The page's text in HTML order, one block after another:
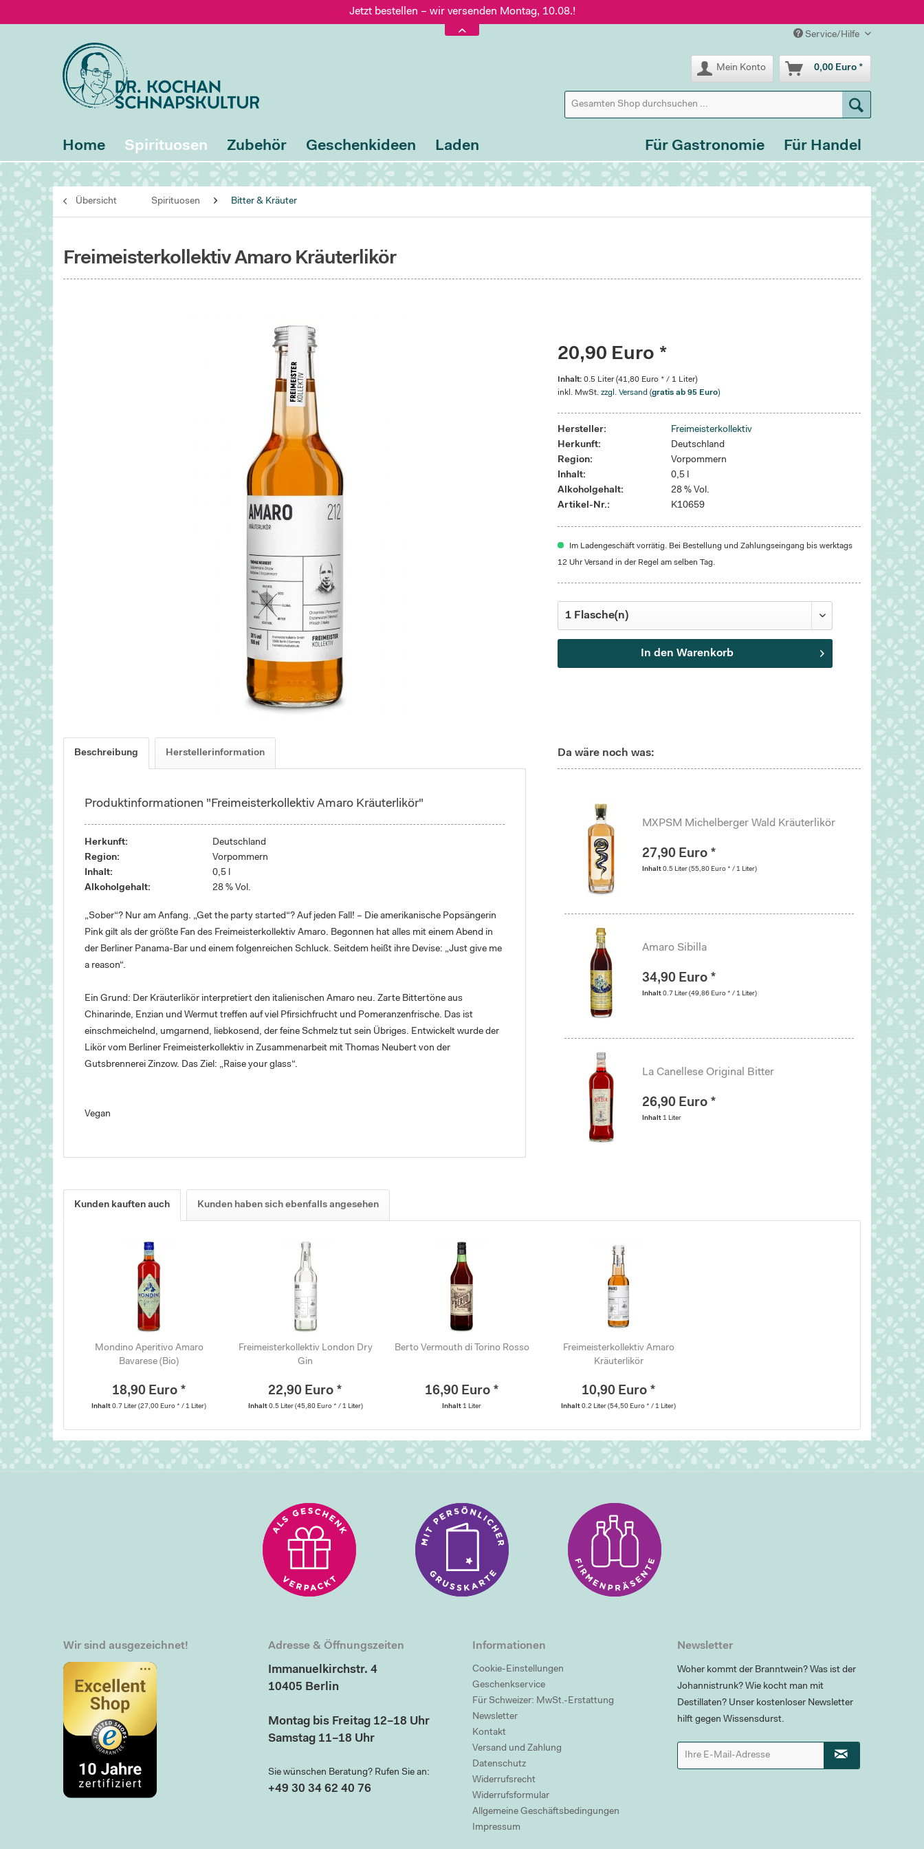
Jetzt bestellen – wir versenden Montag, 10.08.!
Versand nur 5,60 €, gratis ab 95 € Warenwert
Jetzt bestellen – wir versenden Montag, 10.08.!
Service/Hilfe
Mein Konto 0,00 Euro *
Home Spirituosen Zubehör Geschenkideen Laden Für Handel
Für Gastronomie
Übersicht Spirituosen Bitter & Kräuter
Freimeisterkollektiv Amaro Kräuterlikör
20,90 Euro *
Inhalt:0.5 Liter (41,80 Euro * / 1 Liter)
inkl. MwSt.zzgl. Versand (gratis ab 95 Euro)
Hersteller:
Freimeisterkollektiv
Herkunft:
Deutschland
Region:
Vorpommern
Inhalt:
0,5 l
Alkoholgehalt:
28 % Vol.
Artikel-Nr.:
K10659
Im Ladengeschäft vorrätig. Bei Bestellung und Zahlungseingang bis werktags
12 Uhr Versand in der Regel am selben Tag.
In den Warenkorb
Beschreibung Herstellerinformation
Produktinformationen "Freimeisterkollektiv Amaro Kräuterlikör"
Herkunft:
Deutschland
Region:
Vorpommern
Inhalt:
0,5 l
Alkoholgehalt:
28 % Vol.
„Sober“? Nur am Anfang. „Get the party started“? Auf jeden Fall! – Die amerikanische Popsängerin
Pink gilt als der größte Fan des Freimeisterkollektiv Amaro. Begonnen hat alles mit einem Abend in
der Berliner Panama-Bar und einem folgenreichen Schluck. Seitdem heißt ihre Devise: „Just give me
a reason“.
Ein Grund: Der Kräuterlikör interpretiert den italienischen Amaro neu. Zarte Bittertöne aus
Chinarinde, Enzian und Wermut treffen auf viel Pfirsichfrucht und Pomeranzenfrische. Das ist
einschmeichelnd, umgarnend, liebkosend, der feine Schmelz tut sein Übriges. Entwickelt wurde der
Likör vom Berliner Freimeisterkollektiv in Zusammenarbeit mit Thomas Neubert von der
Gutsbrennerei Zinzow. Das Ziel: „Raise your glass“.
Vegan
Da wäre noch was:
MXPSM Michelberger Wald Kräuterlikör
27,90 Euro *
Inhalt 0.5 Liter (55,80 Euro * / 1 Liter)
Amaro Sibilla
34,90 Euro *
Inhalt 0.7 Liter (49,86 Euro * / 1 Liter)
La Canellese Original Bitter
26,90 Euro *
Inhalt 1 Liter
Kunden kauften auch Kunden haben sich ebenfalls angesehen
Mondino Aperitivo Amaro
Bavarese (Bio)
18,90 Euro *
Inhalt0.7 Liter(27,00 Euro * / 1 Liter)
Freimeisterkollektiv London Dry
Gin
22,90 Euro *
Inhalt 0.5 Liter (45,80 Euro * / 1 Liter)
Berto Vermouth di Torino Rosso
16,90 Euro *
Inhalt1 Liter
Freimeisterkollektiv Amaro
Kräuterlikör
10,90 Euro *
Inhalt0.2 Liter(54,50 Euro * / 1 Liter)
Wir sind ausgezeichnet! Adresse & Öffnungszeiten
Immanuelkirchstr. 4
10405 Berlin
Montag bis Freitag 12–18 Uhr
Samstag 11–18 Uhr
Sie wünschen Beratung? Rufen Sie an:
+49 30 34 62 40 76
Informationen
Cookie-Einstellungen
Geschenkservice
Für Schweizer: MwSt.-Erstattung
Newsletter
Kontakt
Versand und Zahlung
Datenschutz
Widerrufsrecht
Widerrufsformular
Allgemeine Geschäftsbedingungen
Impressum
Newsletter
Woher kommt der Branntwein? Was ist der
Johannistrunk? Wie kocht man mit
Destillaten? Unser kostenloser Newsletter
hilft gegen Wissensdurst.